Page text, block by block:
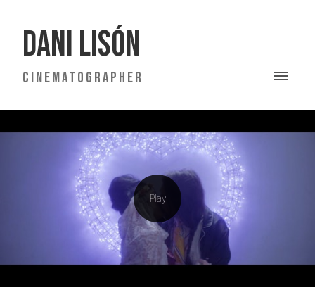
DANI LISÓN
CINEMATOGRAPHER